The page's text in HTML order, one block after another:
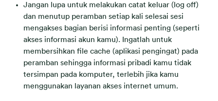
Jangan lupa untuk melakukan catat keluar (log off)
dan menutup peramban setiap kali selesai sesi
mengakses bagian berisi informasi penting (seperti
akses informasi akun kamu). Ingatlah untuk
membersihkan file cache (aplikasi pengingat) pada
peramban sehingga informasi pribadi kamu tidak
tersimpan pada komputer, terlebih jika kamu
menggunakan layanan akses internet umum.